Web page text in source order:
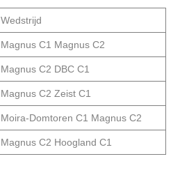
Wedstrijd
Magnus C1 Magnus C2
Magnus C2 DBC C1
Magnus C2 Zeist C1
Moira-Domtoren C1 Magnus C2
Magnus C2 Hoogland C1